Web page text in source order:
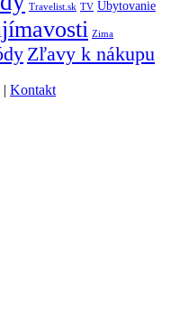
Travelist.sk TV Ubytovanie
Zima
Zľavy k nákupu
Kontakt